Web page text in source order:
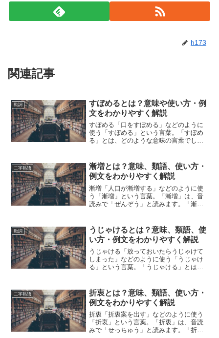
h173
関連記事
動詞
すぼめるとは？意味や使い方・例
文をわかりやすく解説
すぼめる「口をすぼめる」などのように
使う「すぼめる」という言葉。「すぼめ
る」とは、どのような意味の言葉でしょ
介して、わかりやすく解説していきま
す。すぼめるの意味「すぼめ...
二字熟語
漸増とは？意味、類語、使い方・
例文をわかりやすく解説
漸増「人口が漸増する」などのように使
う「漸増」という言葉。「漸増」は、音
読みで「ぜんぞう」と読みます。「漸
い方や類語について、小説などの用例を
紹介して、わかりやすく解説...
動詞
うじゃけるとは？意味、類語、使
い方・例文をわかりやすく解説
うじゃける「放っておいたらうじゃけて
しまった」などのように使う「うじゃけ
る」という言葉。「うじゃける」とは、
や類語について、小説などの用例を紹介
して、わかりやすく解説し...
二字熟語
折衷とは？意味、類語、使い方・
例文をわかりやすく解説
折衷「折衷案を出す」などのように使う
「折衷」という言葉。「折衷」は、音読
みで「せっちゅう」と読みます。「折